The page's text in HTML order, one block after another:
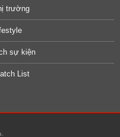
trường
sự kiện
List